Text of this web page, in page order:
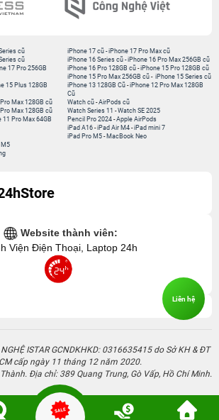
cũ
cũ
17 Pro 256GB
iPhone 17 cũ -iPhone 17 Pro Max cũ
iPhone 16 Series cũ - iPhone 16 Pro Max 256GB cũ
iPhone 16 Pro 128GB cũ -iPhone 15 Pro 128GB cũ
iPhone 15 Pro Max 256GB cũ - iPhone 15 Series cũ
15 Plus 128GB
Max 128GB cũ
Max 128GB cũ
11 Pro Max 64GB
iPhone 13 128GB Cũ -iPhone 12 Pro Max 128GB
Cũ
Watch cũ -AirPods cũ
Watch Series 11 -Watch SE 2025
Pencil Pro 2024 -Apple AirPods
iPad A16 -iPad Air M4 -iPad mini 7
iPad Pro M5 - MacBook Neo
M5
Website thành viên:
Viện Điện Thoại, Laptop 24h
ISTAR GCNDKHKD: 0316635415 do Sở KH & ĐT
cấp ngày 11 tháng 12 năm 2020.
Địa chỉ: 389 Quang Trung, Gò Vấp, Hồ Chí Minh.
Liên hệ